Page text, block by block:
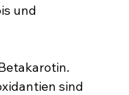
und
sind